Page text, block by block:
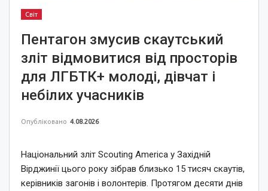
Світ
Пентагон змусив скаутський
зліт відмовитися від просторів
для ЛГБТК+ молоді, дівчат і
небілих учасників
Опубліковано 4.08.2026
Національний зліт Scouting America у Західній
Вірджинії цього року зібрав близько 15 тисяч скаутів,
керівників загонів і волонтерів. Протягом десяти днів